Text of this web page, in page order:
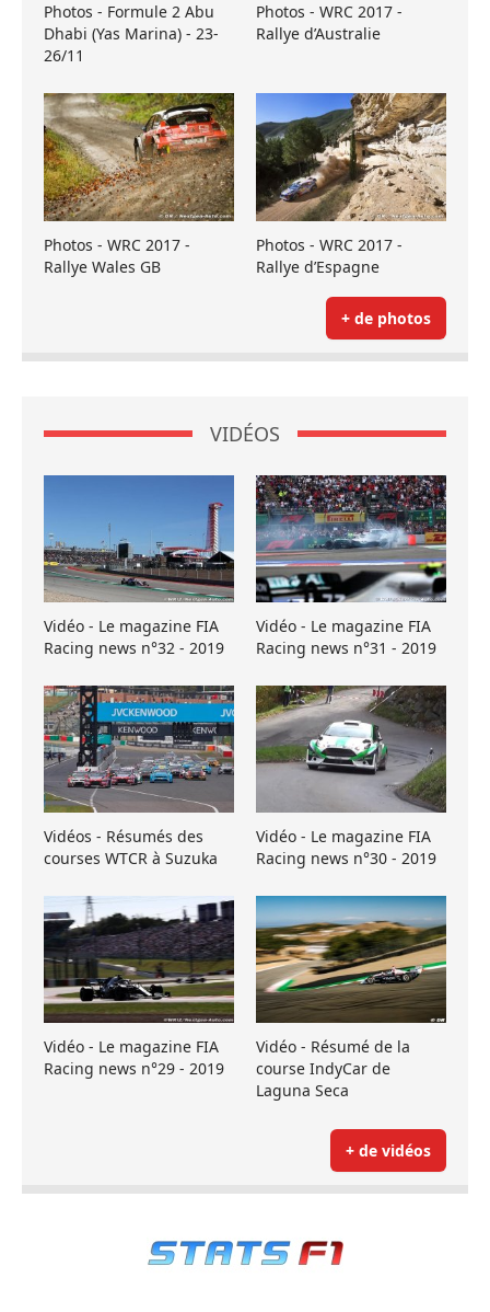
Photos - Formule 2 Abu
Dhabi (Yas Marina) - 23-
26/11
Photos - WRC 2017 -
Rallye d’Australie
Photos - WRC 2017 -
Rallye Wales GB
Photos - WRC 2017 -
Rallye d’Espagne
+ de photos
VIDÉOS
Vidéo - Le magazine FIA
Racing news n°32 - 2019
Vidéo - Le magazine FIA
Racing news n°31 - 2019
Vidéos - Résumés des
courses WTCR à Suzuka
Vidéo - Le magazine FIA
Racing news n°30 - 2019
Vidéo - Le magazine FIA
Racing news n°29 - 2019
Vidéo - Résumé de la
course IndyCar de
Laguna Seca
+ de vidéos